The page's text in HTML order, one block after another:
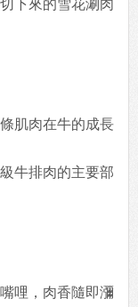
下來的雪花涮肉
肌肉在牛的成長
牛排肉的主要部
哩，肉香隨即瀰